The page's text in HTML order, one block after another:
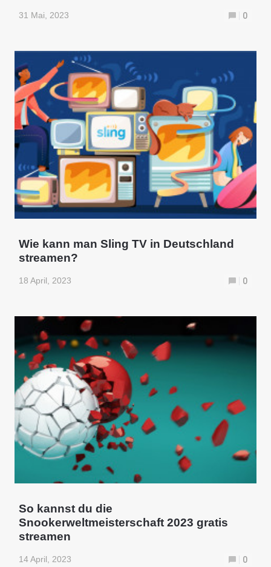
31 Mai, 2023 0
Wie kann man Sling TV in Deutschland
streamen?
18 April, 2023 0
So kannst du die
Snookerweltmeisterschaft 2023 gratis
streamen
14 April, 2023 0